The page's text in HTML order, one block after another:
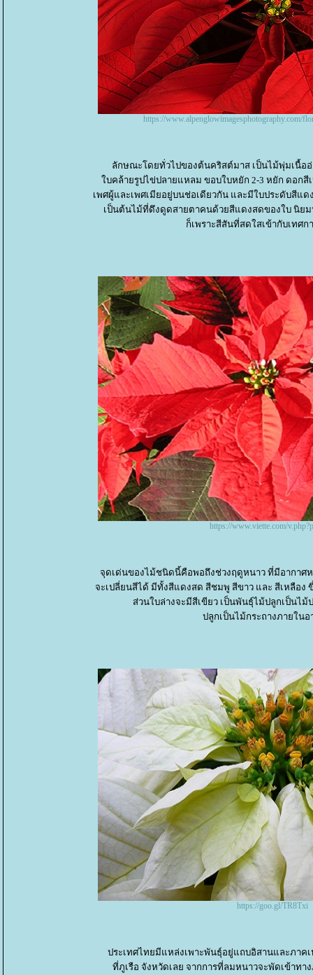
https://www.alpenglowimagesphotography.com/
ลักษณะโดยทั่วไปของต้นคริสต์มาส เป็นไม้พุ่มเนื้ออ่
บคล้ายรูปไข่ปลายแหลม ขอบใบหยัก 2-3 หยัก ดอกสี
เพศผู้และเพศเมียอยู่บนช่อเดียวกัน และมีใบประดับสีแ
เป็นต้นไม้ที่ดึงดูดสายตาคนด้วยสีแดงสดของใบ นิย
ก็เพราะสีสันที่สดใสเข้ากับเทศ
https://www.viette.com/
จุดเด่นของไม้ชนิดนี้คือพอถึงช่วงฤดูหนาว ที่มีอากาศห
จะเปลี่ยนสีได้ มีทั้งสีแดงสด สีชมพู สีขาว และ สีเหลือ
ส่วนใบล่างจะมีสีเขียว เป็นพันธุ์ไม้ปลูกเป็นไ
ปลูกเป็นไม้กระถางภายในอ
https://goo.gl/TR8Txi
ประเทศไทยมีแหล่งเพาะพันธุ์อยู่แถบอิสานและภาค
ที่ภูเรือ จังหวัดเลย จากการที่ลมหนาวจะพัดเข้าท